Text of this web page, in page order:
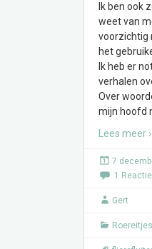
Ik ben ook
weet van
voorzichtig
het
Ik heb er
verhalen
Over
mijn hoofd
Lees meer ›
7
1 Reactie
Gert
Roereitjes